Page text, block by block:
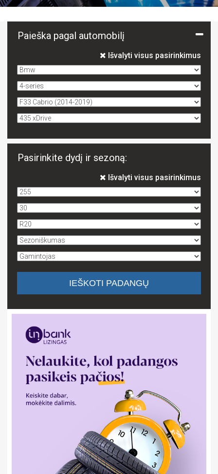
Paieška pagal automobilį
Išvalyti visus pasirinkimus
Pasirinkite dydį ir sezoną:
Išvalyti visus pasirinkimus